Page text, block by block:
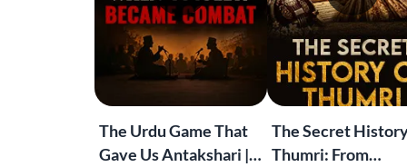
The Urdu Game That
Gave Us Antakshari |
The Secret
Thumri: From